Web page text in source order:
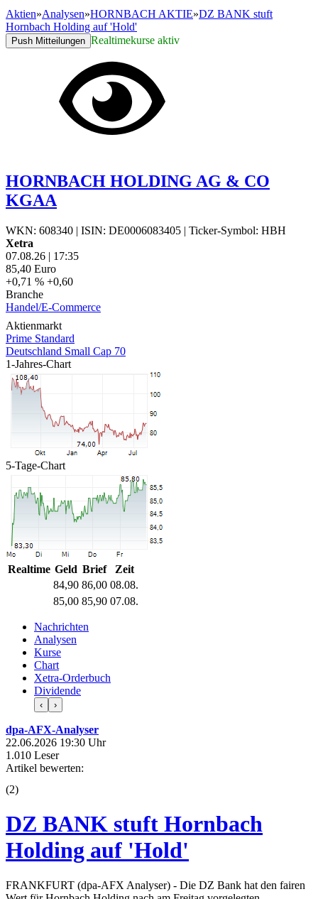
Aktien»Analysen»HORNBACH AKTIE»DZ BANK stuft
Hornbach Holding auf 'Hold'
Push Mitteilungen Realtimekurse aktiv
HORNBACH HOLDING AG & CO
KGAA
WKN: 608340 | ISIN: DE0006083405 | Ticker-Symbol: HBH
Xetra
07.08.26 | 17:35
85,40 Euro
+0,71 % +0,60
Branche
Handel/E-Commerce
Aktienmarkt
Prime Standard
Deutschland Small Cap 70
1-Jahres-Chart
5-Tage-Chart
Realtime Geld Brief
Zeit
84,90 86,00 08.08.
85,00 85,90 07.08.
Nachrichten
Analysen
Kurse
Chart
Xetra-Orderbuch
Dividende
‹ ›
dpa-AFX-Analyser
22.06.2026 19:30 Uhr
1.010 Leser
Artikel bewerten:
(2)
DZ BANK stuft Hornbach
Holding auf 'Hold'
FRANKFURT (dpa-AFX Analyser) - Die DZ Bank hat den fairen